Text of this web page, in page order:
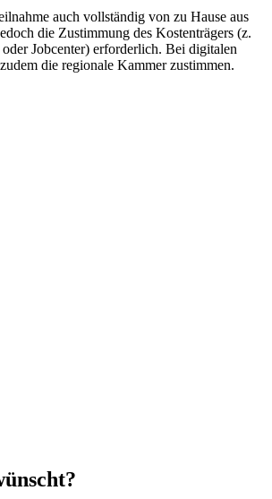
auch vollständig von zu Hause aus
die Zustimmung des Kostenträgers (z.
Jobcenter) erforderlich. Bei digitalen
die regionale Kammer zustimmen.